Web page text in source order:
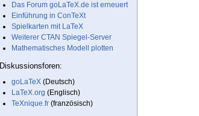
Das Forum goLaTeX.de ist erneuert
Einführung in ConTeXt
Spielkarten mit LaTeX
Weiterer CTAN Spiegel-Server
Mathematisches Modell plotten
Diskussionsforen:
goLaTeX (Deutsch)
LaTeX.org (Englisch)
TeXnique.fr (französisch)